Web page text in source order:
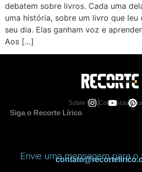
debatem sobre livros. Cada uma
uma história, sobre um livro que
seu dia. Elas ganham voz e
Aos […]
Sobre NosColunistas
Siga o Recorte Lírico
Envie uma mensagem para